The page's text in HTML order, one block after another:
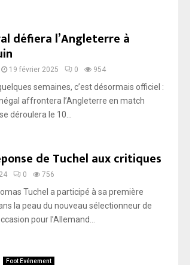
défiera l’Angleterre à
19 février 2025 0 954
semaines, c’est désormais officiel :
affrontera l’Angleterre en match
déroulera le 10...
de Tuchel aux critiques
0 756
Tuchel a participé à sa première
la peau du nouveau sélectionneur de
pour l’Allemand...
Foot Evénement